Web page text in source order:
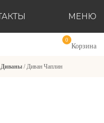
МЕНЮ
0
Корзина
Диваны / Диван Чаплин